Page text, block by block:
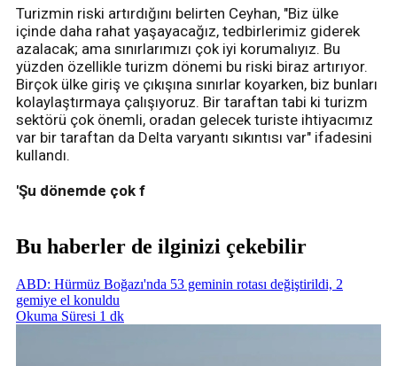
Turizmin riski artırdığını belirten Ceyhan, "Biz ülke
içinde daha rahat yaşayacağız, tedbirlerimiz giderek
azalacak; ama sınırlarımızı çok iyi korumalıyız. Bu
yüzden özellikle turizm dönemi bu riski biraz artırıyor.
Birçok ülke giriş ve çıkışına sınırlar koyarken, biz bunları
kolaylaştırmaya çalışıyoruz. Bir taraftan tabi ki turizm
sektörü çok önemli, oradan gelecek turiste ihtiyacımız
var bir taraftan da Delta varyantı sıkıntısı var" ifadesini
kullandı.
'Şu dönemde çok f
Bu haberler de ilginizi çekebilir
ABD: Hürmüz Boğazı'nda 53 geminin rotası değiştirildi, 2
gemiye el konuldu
Okuma Süresi 1 dk